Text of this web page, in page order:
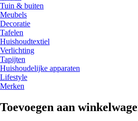
Tuin & buiten
Meubels
Decoratie
Tafelen
Huishoudtextiel
Verlichting
Tapijten
Huishoudelijke apparaten
Lifestyle
Merken
Toevoegen aan